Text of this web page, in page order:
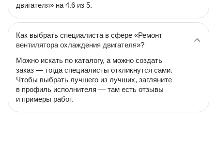
двигателя» на 4.6 из 5.
Как выбрать специалиста в сфере «Ремонт
вентилятора охлаждения двигателя»?
Можно искать по каталогу, а можно создать
заказ — тогда специалисты откликнутся сами.
Чтобы выбрать лучшего из лучших, загляните
в профиль исполнителя — там есть отзывы
и примеры работ.